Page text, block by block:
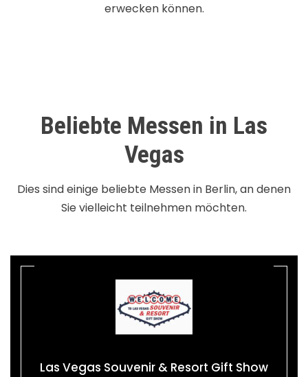
erwecken können.
Beliebte Messen in Las
Vegas
Dies sind einige beliebte Messen in Berlin, an denen
Sie vielleicht teilnehmen möchten.
Las Vegas Souvenir & Resort Gift Show